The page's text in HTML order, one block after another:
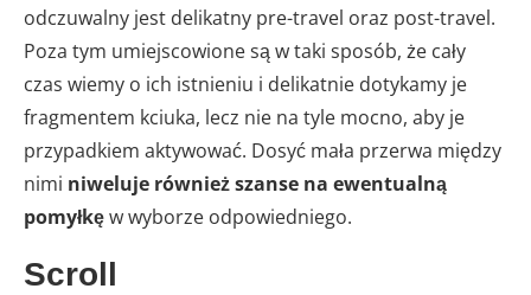
odczuwalny jest delikatny pre-travel oraz post-travel.
Poza tym umiejscowione są w taki sposób, że cały
czas wiemy o ich istnieniu i delikatnie dotykamy je
fragmentem kciuka, lecz nie na tyle mocno, aby je
przypadkiem aktywować. Dosyć mała przerwa między
nimi niweluje również szanse na ewentualną
pomyłkęw wyborze odpowiedniego.
Scroll